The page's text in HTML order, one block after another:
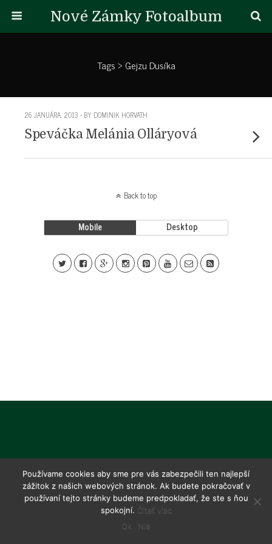
Nové Zámky Fotoalbum
Tags › Gejzu Dusíka
26 JANUÁRA, 2013 • BY DOMINIK HORVATH
Speváčka Melánia Olláryová
Back to top
Mobile Desktop
Používame cookies aby sme pre vás zabezpečili ten najlepší
zážitok z našich webových stránok. Ak budete pokračovať v
používaní tejto stránky budeme predpokladať, že ste s ňou
spokojní. Čítať viac
Ok
Nie